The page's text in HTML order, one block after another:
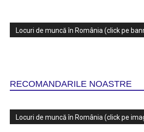
Locuri de muncă în România (click pe
RECOMANDARILE NOASTRE
Locuri de muncă în România (click pe